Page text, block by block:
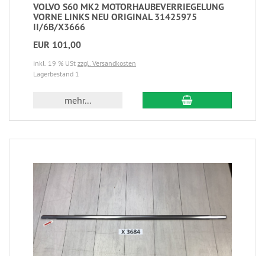
VOLVO S60 MK2 MOTORHAUBEVERRIEGELUNG
VORNE LINKS NEU ORIGINAL 31425975
II/6B/X3666
EUR 101,00
inkl. 19 % USt zzgl. Versandkosten
Lagerbestand 1
mehr...